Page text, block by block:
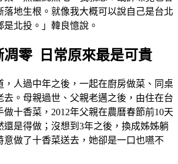
落地生根。就像我大概可以說自己是台北
北投。」韓良憶說。
凋零 日常原來最是可貴
，人過中年之後，一起在廚房做菜、同桌
去。母親過世、父親老邁之後，由住在台
十香菜，2012年父親在農曆春節前10天
還是得做；沒想到3年之後，換成姊姊躺
意做了十香菜送去，她卻是一口也嚥不